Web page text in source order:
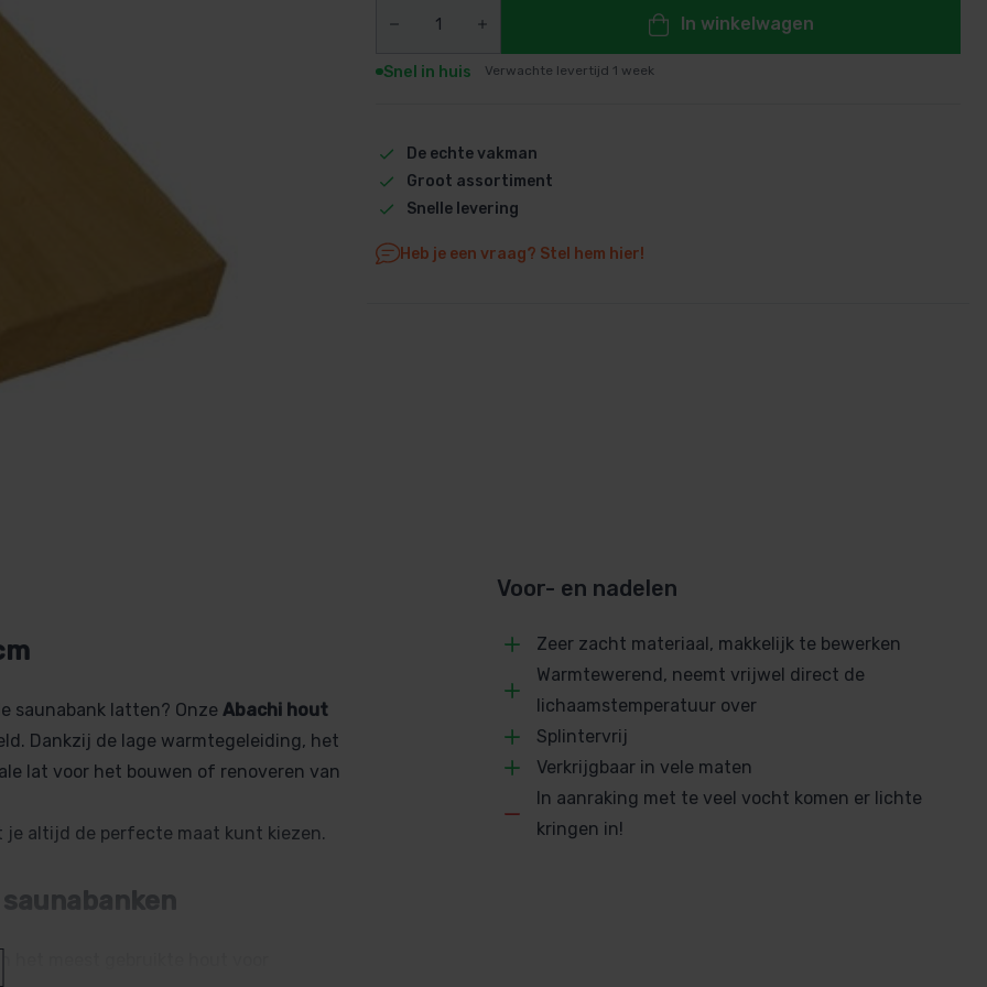
Dolphin M5 Bio onderdelen
Dolphin Poolstyle E10 onderdelen
Dolphin S100 onderdelen
Dolphin S200 onderdelen
Dolphin S300i Bio onderdelen
In winkelwagen
Snel in huis Verwachte levertijd 1 week
De echte vakman
Groot assortiment
Snelle levering
Heb je een vraag? Stel hem hier!
saunabank latten? Onze Abachi hout
Dankzij de lage warmtegeleiding, het
lat voor het bouwen of renoveren van
je altijd de perfecte maat kunt kiezen.
het meest gebruikte hout voor
Voor- en nadelen
Zeer zacht materiaal, makkelijk te bewerken
Warmtewerend, neemt vrijwel direct de
lichaamstemperatuur over
Splintervrij
Verkrijgbaar in vele maten
In aanraking met te veel vocht komen er lichte
kringen in!